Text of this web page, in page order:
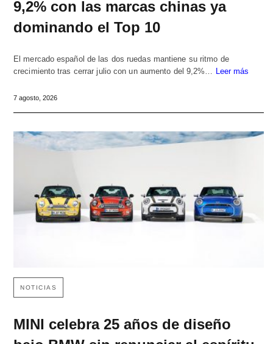
9,2% con las marcas chinas ya
dominando el Top 10
El mercado español de las dos ruedas mantiene su ritmo de
crecimiento tras cerrar julio con un aumento del 9,2%… Leer más
7 agosto, 2026
NOTICIAS
MINI celebra 25 años de diseño